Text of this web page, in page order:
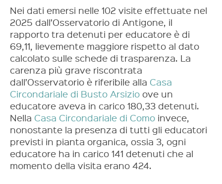
Nei dati emersi nelle 102 visite effettuate nel
2025 dall’Osservatorio di Antigone, il
rapporto tra detenuti per educatore è di
69,11, lievemente maggiore rispetto al dato
calcolato sulle schede di trasparenza. La
carenza più grave riscontrata
dall’Osservatorio è riferibile alla Casa
Circondariale di Busto Arsizio ove un
educatore aveva in carico 180,33 detenuti.
Nella Casa Circondariale di Como invece,
nonostante la presenza di tutti gli educatori
previsti in pianta organica, ossia 3, ogni
educatore ha in carico 141 detenuti che al
momento della visita erano 424.